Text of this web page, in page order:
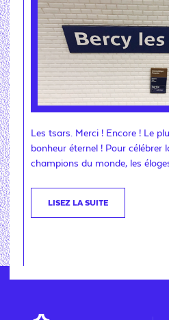
Les tsars. Merci ! Encore ! Le
bonheur éternel ! Pour célébrer
champions du monde, les
LISEZ LA SUITE